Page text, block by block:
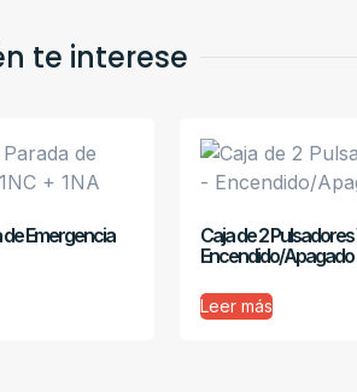
te interese
de Emergencia
Caja de 2
Encendido/Apagado
Leer más